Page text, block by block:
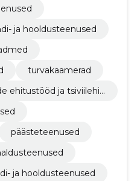
ja hooldusteenused
turvakaamerad
ehitustööd ja tsiviilehit
päästeteenused
ja hooldusteenused